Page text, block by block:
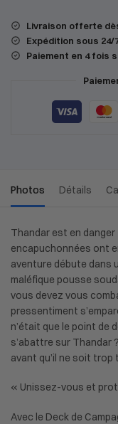
Livraison offerte
Expédition sous 24/
Paiement en 4 fois
Photos Détails
Thandar est en
encapuchonnées ont
aventure débute dans
maléfique pousse
vous devez vous
pressentiment
n’était que le point de
s’abattre sur Thandar
avant qu’il ne soit trop
« Unissez-vous et
Avec le Deck de